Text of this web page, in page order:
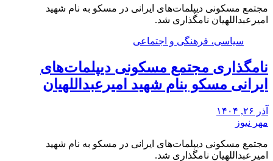
مجتمع مسکونی دیپلمات‌های ایرانی در مسکو به نام شهید
امیرعبداللهیان نامگذاری شد.
سیاسی، فرهنگی و اجتماعی
نامگذاری مجتمع مسکونی دیپلمات‌های
ایرانی مسکو بنام شهید امیرعبداللهیان
آذر ۲۶, ۱۴۰۴
مهر نیوز
مجتمع مسکونی دیپلمات‌های ایرانی در مسکو به نام شهید
امیرعبداللهیان نامگذاری شد.